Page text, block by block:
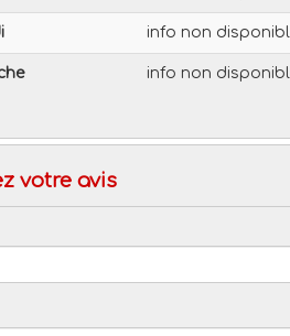
info non
info non
votre avis